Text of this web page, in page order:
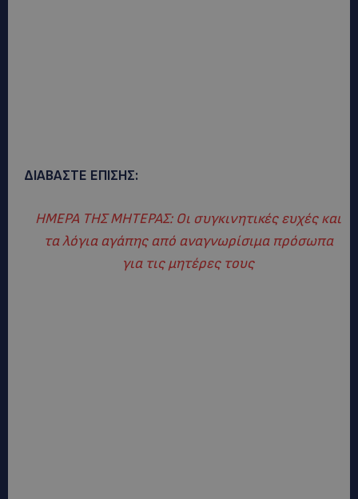
ΔΙΑΒΑΣΤΕ ΕΠΙΣΗΣ:
ΗΜΕΡΑ ΤΗΣ ΜΗΤΕΡΑΣ: Οι συγκινητικές ευχές και
τα λόγια αγάπης από αναγνωρίσιμα πρόσωπα
για τις μητέρες τους